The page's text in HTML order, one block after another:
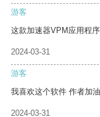
游客
这款加速器VPM应用程
2024-03-31
游客
我喜欢这个软件 作者加油
2024-03-31